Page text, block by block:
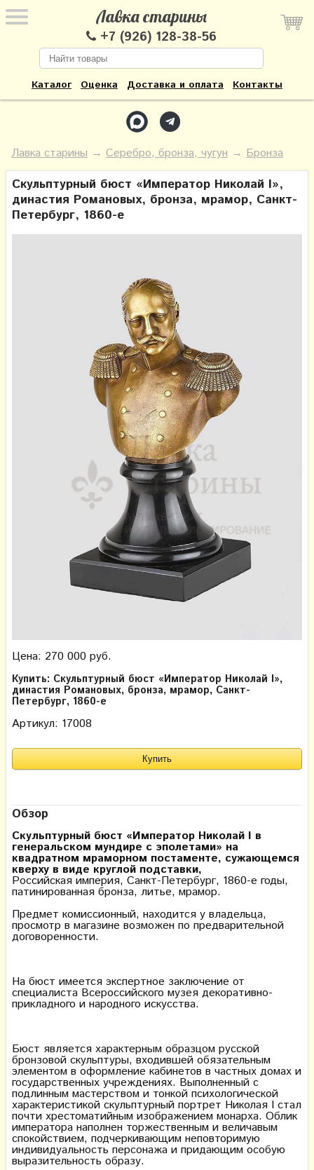
Лавка старины
+7 (926) 128-38-56
Каталог Оценка Доставка и оплата Контакты
Лавка старины → Серебро, бронза, чугун → Бронза
Скульптурный бюст «Император Николай I»,
династия Романовых, бронза, мрамор, Санкт-
Петербург, 1860-е
Цена: 270 000 руб.
Купить: Скульптурный бюст «Император Николай I»,
династия Романовых, бронза, мрамор, Санкт-
Петербург, 1860-е
Артикул: 17008
Обзор
Скульптурный бюст «Император Николай I в
генеральском мундире с эполетами» на
квадратном мраморном постаменте, сужающемся
кверху в виде круглой подставки,
Российская империя, Санкт-Петербург, 1860-е годы,
патинированная бронза, литье, мрамор.
Предмет комиссионный, находится у владельца,
просмотр в магазине возможен по предварительной
договоренности.
На бюст имеется экспертное заключение от
специалиста Всероссийского музея декоративно-
прикладного и народного искусства.
Бюст является характерным образцом русской
бронзовой скульптуры, входившей обязательным
элементом в оформление кабинетов в частных домах и
государственных учреждениях. Выполненный с
подлинным мастерством и тонкой психологической
характеристикой скульптурный портрет Николая I стал
почти хрестоматийным изображением монарха. Облик
императора наполнен торжественным и величавым
спокойствием, подчеркивающим неповторимую
индивидуальность персонажа и придающим особую
выразительность образу.